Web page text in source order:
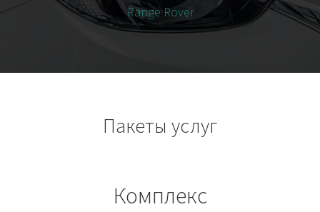
Range Rover
Пакеты услуг
Комплекс